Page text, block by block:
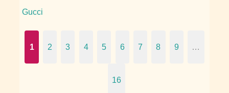
Gucci
1 2 3 4 5 6 7 8 9 …
16